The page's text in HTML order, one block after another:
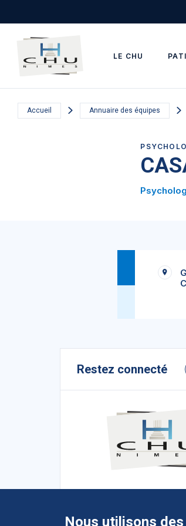
LE CHU
Accueil Annuaire des équipes
Restez connecté
Nous utilisons